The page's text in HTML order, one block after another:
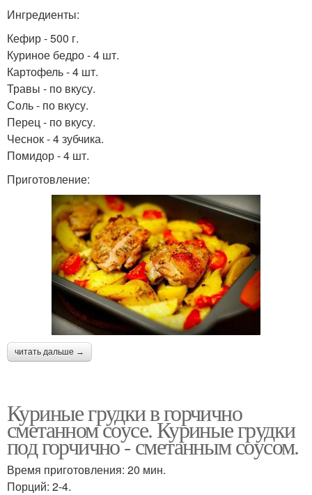
Ингредиенты:
Кефир - 500 г.
Куриное бедро - 4 шт.
Картофель - 4 шт.
Травы - по вкусу.
Соль - по вкусу.
Перец - по вкусу.
Чеснок - 4 зубчика.
Помидор - 4 шт.
Приготовление:
читать дальше →
Куриные грудки в горчично
сметанном соусе. Куриные грудки
под горчично - сметанным соусом.
Время приготовления: 20 мин.
Порций: 2-4.